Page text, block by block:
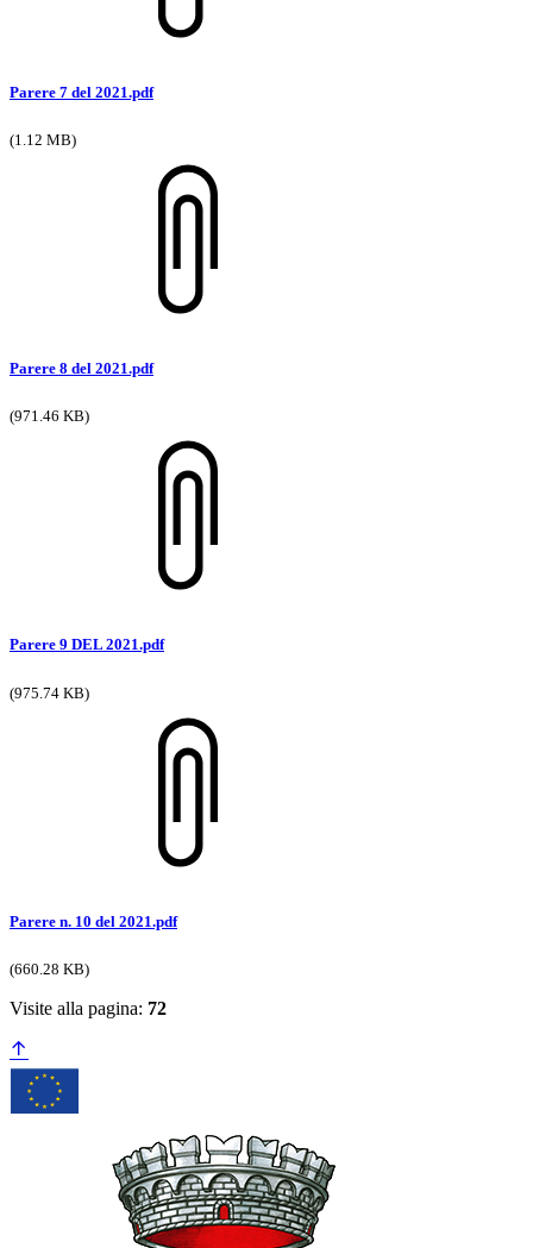
Parere 7 del 2021.pdf
(1.12 MB)
Parere 8 del 2021.pdf
(971.46 KB)
Parere 9 DEL 2021.pdf
(975.74 KB)
Parere n. 10 del 2021.pdf
(660.28 KB)
Visite alla pagina: 72